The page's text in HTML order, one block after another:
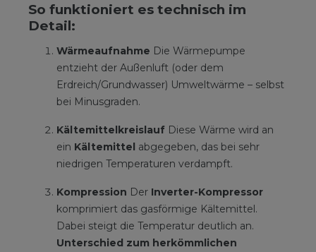
So funktioniert es technisch im
Detail:
Wärmeaufnahme Die Wärmepumpe
entzieht der Außenluft (oder dem
Erdreich/Grundwasser) Umweltwärme – selbst
bei Minusgraden.
Kältemittelkreislauf Diese Wärme wird an
ein Kältemittel abgegeben, das bei sehr
niedrigen Temperaturen verdampft.
Kompression Der Inverter-Kompressor
komprimiert das gasförmige Kältemittel.
Dabei steigt die Temperatur deutlich an.
Unterschied zum herkömmlichen